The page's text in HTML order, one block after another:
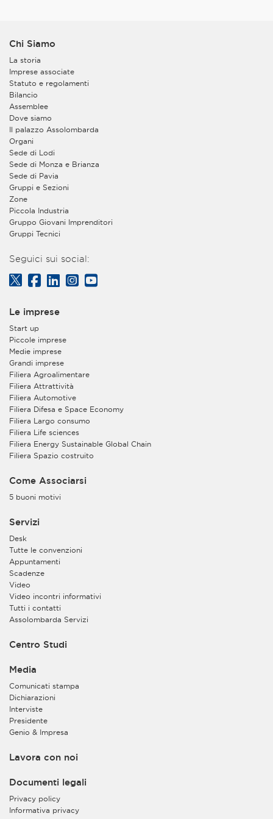
Chi Siamo
La storia
Imprese associate
Statuto e regolamenti
Bilancio
Assemblee
Dove siamo
Il palazzo Assolombarda
Organi
Sede di Lodi
Sede di Monza e Brianza
Sede di Pavia
Gruppi e Sezioni
Zone
Piccola Industria
Gruppo Giovani Imprenditori
Gruppi Tecnici
Seguici sui social:
Le imprese
Start up
Piccole imprese
Medie imprese
Grandi imprese
Filiera Agroalimentare
Filiera Attrattività
Filiera Automotive
Filiera Difesa e Space Economy
Filiera Largo consumo
Filiera Life sciences
Filiera Energy Sustainable Global Chain
Filiera Spazio costruito
Come Associarsi
5 buoni motivi
Servizi
Desk
Tutte le convenzioni
Appuntamenti
Scadenze
Video
Video incontri informativi
Tutti i contatti
Assolombarda Servizi
Centro Studi
Media
Comunicati stampa
Dichiarazioni
Interviste
Presidente
Genio & Impresa
Lavora con noi
Documenti legali
Privacy policy
Informativa privacy